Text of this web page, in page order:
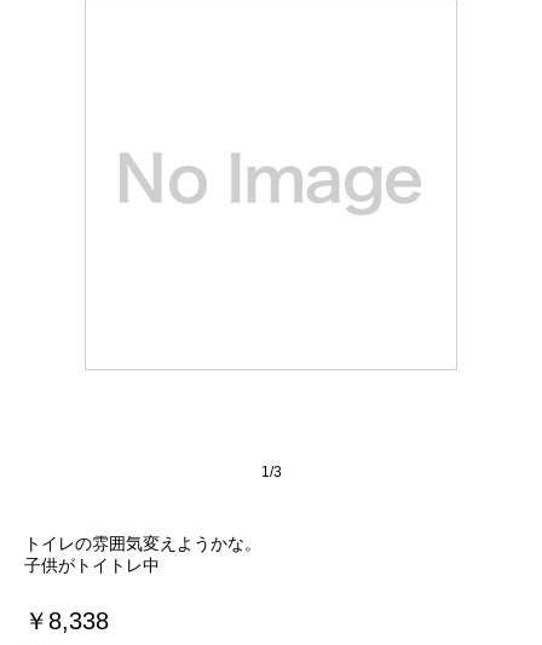
1/3
トイレの雰囲気変えようかな。
子供がトイトレ中
￥8,338